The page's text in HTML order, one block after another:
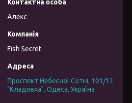
Алекс
Fish Secret
Проспект Небесної Сотні, 101/12
"Кладовка", Одеса, Україна